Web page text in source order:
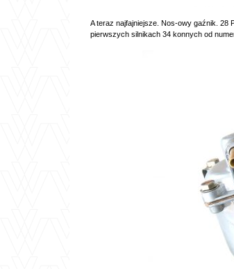
A teraz najfajniejsze. Nos-owy gaźnik. 28
pierwszych silnikach 34 konnych od